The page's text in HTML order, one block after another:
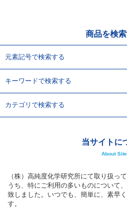
商品を検
元素記号で検索する
キーワードで検索する
カテゴリで検索する
当サイトに
About Site
（株）高純度化学研究所にて取り扱っ
うち、特にご利用の多いものについて
致しました。いつでも、簡単に、素早
す。